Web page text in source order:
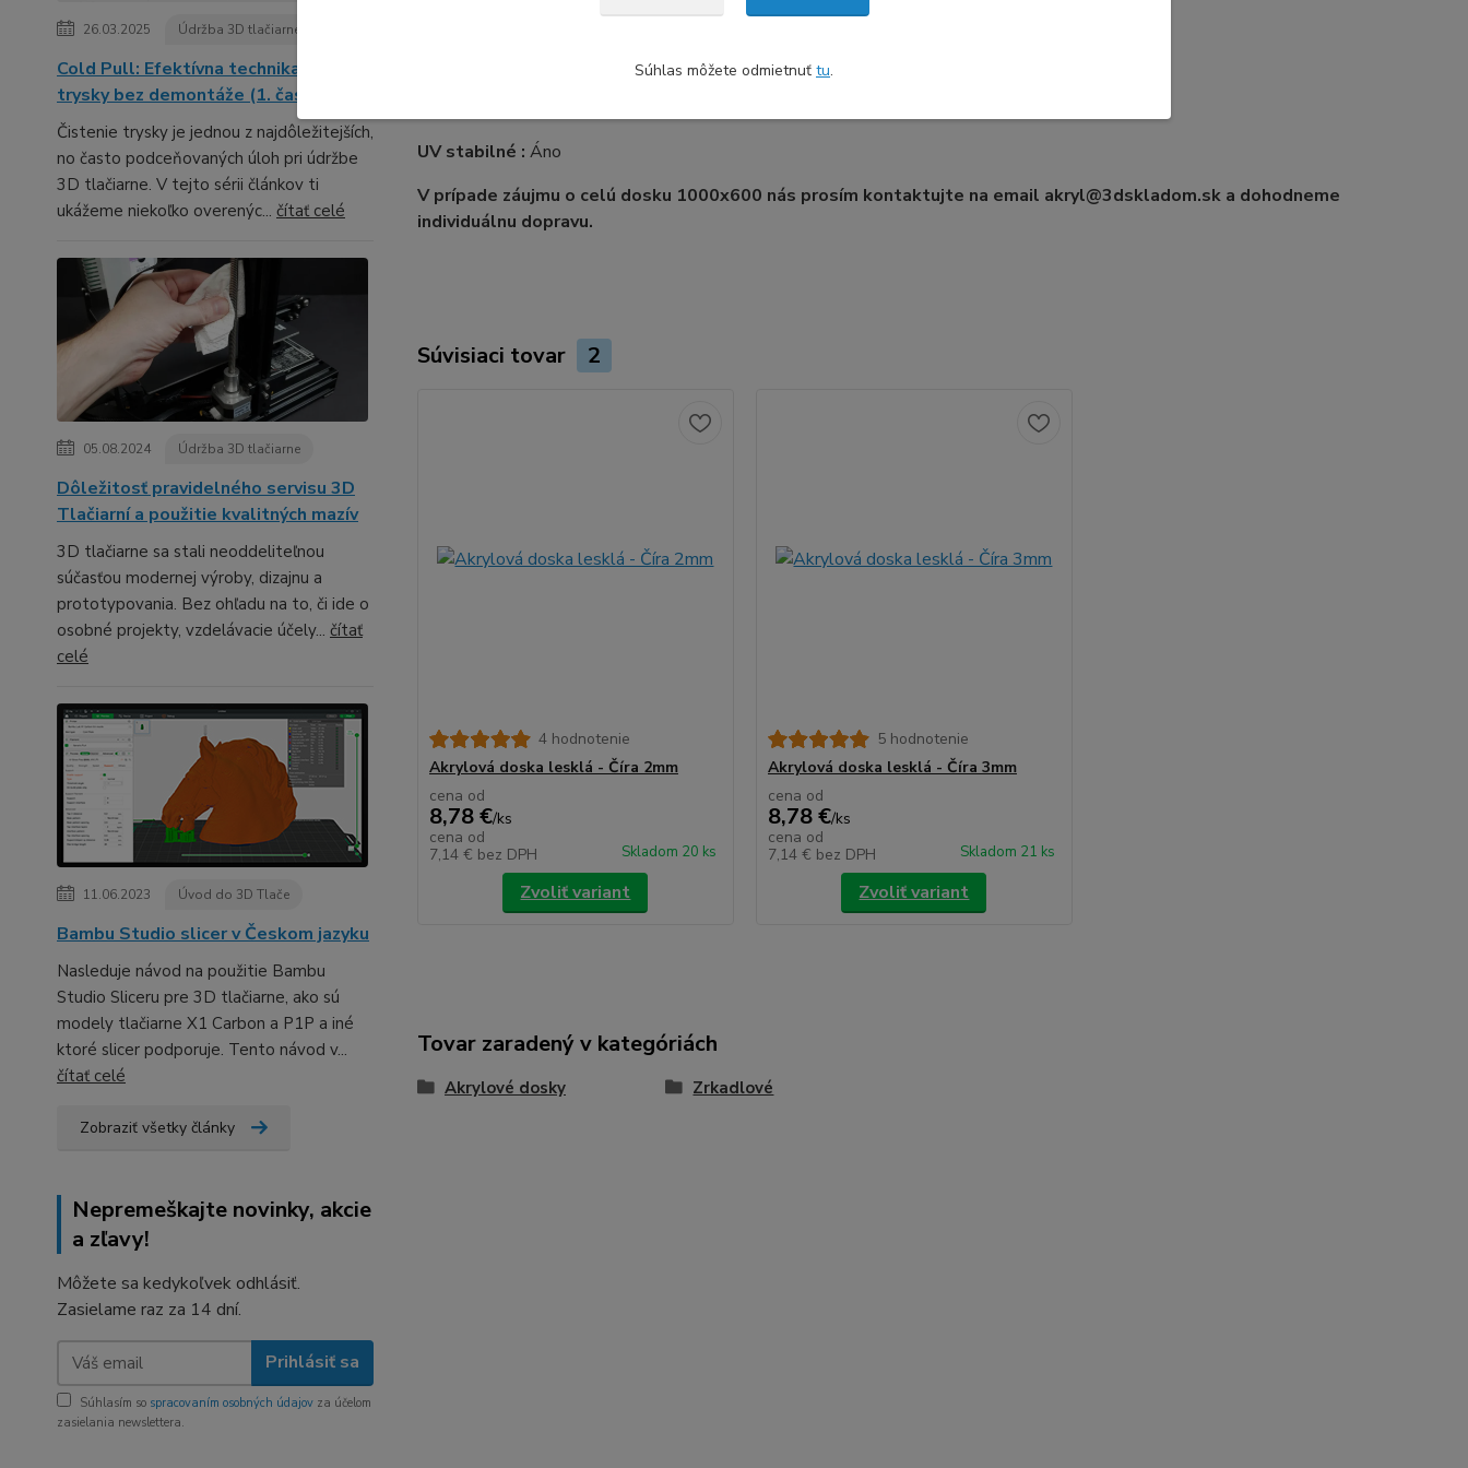
26.03.2025 Údržba 3D tlačiarne
Cold Pull: Efektívna technika čistenia
trysky bez demontáže (1. časť série)
Čistenie trysky je jednou z najdôležitejších,
no často podceňovaných úloh pri údržbe
3D tlačiarne. V tejto sérii článkov ti
ukážeme niekoľko overenýc... čítať celé
05.08.2024 Údržba 3D tlačiarne
Dôležitosť pravidelného servisu 3D
Tlačiarní a použitie kvalitných mazív
3D tlačiarne sa stali neoddeliteľnou
súčasťou modernej výroby, dizajnu a
prototypovania. Bez ohľadu na to, či ide o
osobné projekty, vzdelávacie účely... čítať
celé
11.06.2023 Úvod do 3D Tlače
Bambu Studio slicer v Českom jazyku
Nasleduje návod na použitie Bambu
Studio Sliceru pre 3D tlačiarne, ako sú
modely tlačiarne X1 Carbon a P1P a iné
ktoré slicer podporuje. Tento návod v...
čítať celé
Zobraziť všetky články
Nepremeškajte novinky, akcie
a zľavy!
Môžete sa kedykoľvek odhlásiť.
Zasielame raz za 14 dní.
Prihlásiť sa
Súhlasím so spracovaním osobných údajov za účelom
zasielania newslettera.
Extrudované XT / Recyklovatelné
UV stabilné : Áno
V prípade záujmu o celú dosku 1000x600 nás prosím kontaktujte na email akryl@3dskladom.sk a dohodneme
individuálnu dopravu.
Súvisiaci tovar 2
4 hodnotenie
Akrylová doska lesklá - Číra 2mm
cena od
8,78 €/ks
cena od
7,14 € bez DPH Skladom 20 ks
Zvoliť variant
5 hodnotenie
Akrylová doska lesklá - Číra 3mm
cena od
8,78 €/ks
cena od
7,14 € bez DPH Skladom 21 ks
Zvoliť variant
Tovar zaradený v kategóriách
Akrylové dosky Zrkadlové
Súhlas môžete odmietnuť tu.